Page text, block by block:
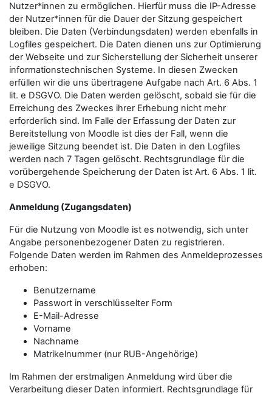
Nutzer*innen zu ermöglichen. Hierfür muss die IP-Adresse
der Nutzer*innen für die Dauer der Sitzung gespeichert
bleiben. Die Daten (Verbindungsdaten) werden ebenfalls in
Logfiles gespeichert. Die Daten dienen uns zur Optimierung
der Webseite und zur Sicherstellung der Sicherheit unserer
informationstechnischen Systeme. In diesen Zwecken
erfüllen wir die uns übertragene Aufgabe nach Art. 6 Abs. 1
lit. e DSGVO. Die Daten werden gelöscht, sobald sie für die
Erreichung des Zweckes ihrer Erhebung nicht mehr
erforderlich sind. Im Falle der Erfassung der Daten zur
Bereitstellung von Moodle ist dies der Fall, wenn die
jeweilige Sitzung beendet ist. Die Daten in den Logfiles
werden nach 7 Tagen gelöscht. Rechtsgrundlage für die
vorübergehende Speicherung der Daten ist Art. 6 Abs. 1 lit.
e DSGVO.
Anmeldung (Zugangsdaten)
Für die Nutzung von Moodle ist es notwendig, sich unter
Angabe personenbezogener Daten zu registrieren.
Folgende Daten werden im Rahmen des Anmeldeprozesses
erhoben:
Benutzername
Passwort in verschlüsselter Form
E-Mail-Adresse
Vorname
Nachname
Matrikelnummer (nur RUB-Angehörige)
Im Rahmen der erstmaligen Anmeldung wird über die
Verarbeitung dieser Daten informiert. Rechtsgrundlage für